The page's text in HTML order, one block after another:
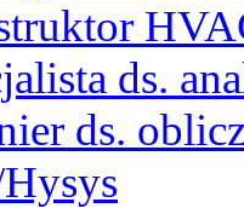
ds.
ds.